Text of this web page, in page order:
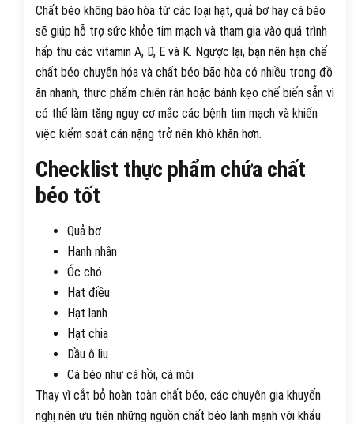
Chất béo không bão hòa từ các loại hạt, quả bơ hay cá béo
sẽ giúp hỗ trợ sức khỏe tim mạch và tham gia vào quá trình
hấp thu các vitamin A, D, E và K. Ngược lại, bạn nên hạn chế
chất béo chuyển hóa và chất béo bão hòa có nhiều trong đồ
ăn nhanh, thực phẩm chiên rán hoặc bánh kẹo chế biến sẵn vì
có thể làm tăng nguy cơ mắc các bệnh tim mạch và khiến
việc kiểm soát cân nặng trở nên khó khăn hơn.
Checklist thực phẩm chứa chất
béo tốt
Quả bơ
Hạnh nhân
Óc chó
Hạt điều
Hạt lanh
Hạt chia
Dầu ô liu
Cá béo như cá hồi, cá mòi
Thay vì cắt bỏ hoàn toàn chất béo, các chuyên gia khuyến
nghị nên ưu tiên những nguồn chất béo lành mạnh với khẩu